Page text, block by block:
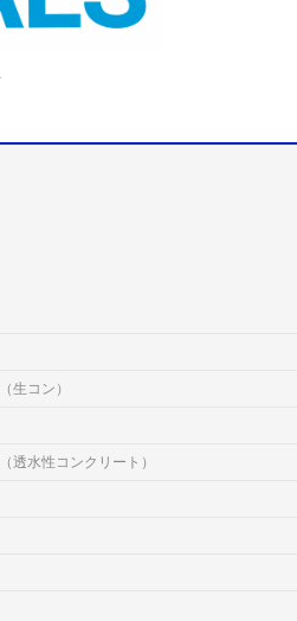
生コン）
水性コンクリート）